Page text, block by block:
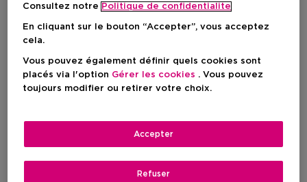
Consultez notre Politique de confidentialite
En cliquant sur le bouton “Accepter”, vous acceptez
cela.
Vous pouvez également définir quels cookies sont
placés via l'option Gérer les cookies . Vous pouvez
toujours modifier ou retirer votre choix.
Refuser
Accepter